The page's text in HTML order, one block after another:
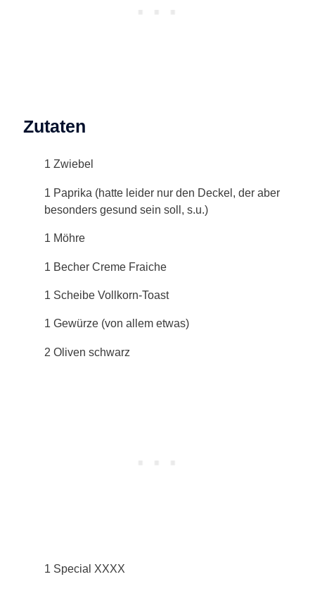
Zutaten
1 Zwiebel
1 Paprika (hatte leider nur den Deckel, der aber
besonders gesund sein soll, s.u.)
1 Möhre
1 Becher Creme Fraiche
1 Scheibe Vollkorn-Toast
1 Gewürze (von allem etwas)
2 Oliven schwarz
1 Special XXXX